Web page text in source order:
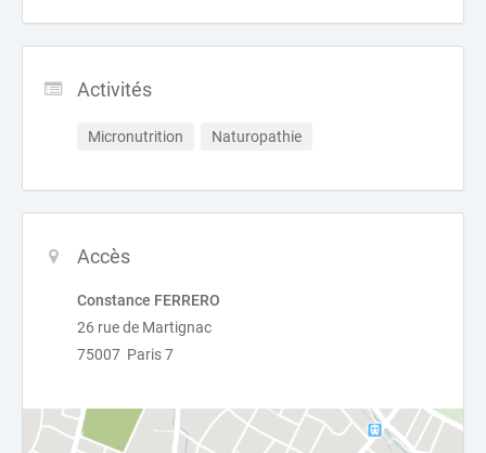
Activités
Micronutrition Naturopathie
Accès
Constance FERRERO
26 rue de Martignac
75007 Paris 7